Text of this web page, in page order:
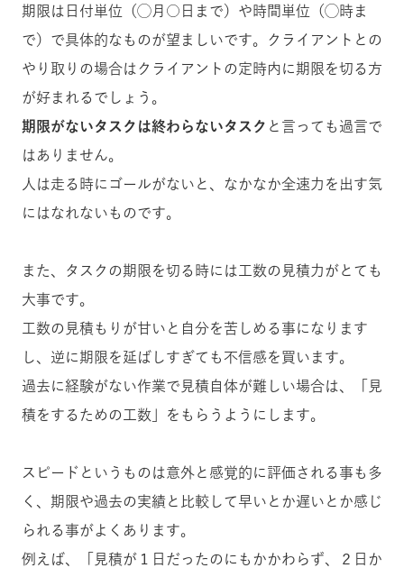
期限は日付単位（◯月○日まで）や時間単位（◯時ま
で）で具体的なものが望ましいです。クライアントとの
やり取りの場合はクライアントの定時内に期限を切る方
が好まれるでしょう。
期限がないタスクは終わらないタスク と言っても過言で
はありません。
人は走る時にゴールがないと、なかなか全速力を出す気
にはなれないものです。
また、タスクの期限を切る時には工数の見積力がとても
大事です。
工数の見積もりが甘いと自分を苦しめる事になります
し、逆に期限を延ばしすぎても不信感を買います。
過去に経験がない作業で見積自体が難しい場合は、「見
積をするための工数」をもらうようにします。
スピードというものは意外と感覚的に評価される事も多
く、期限や過去の実績と比較して早いとか遅いとか感じ
られる事がよくあります。
例えば、「見積が１日だったのにもかかわらず、２日か